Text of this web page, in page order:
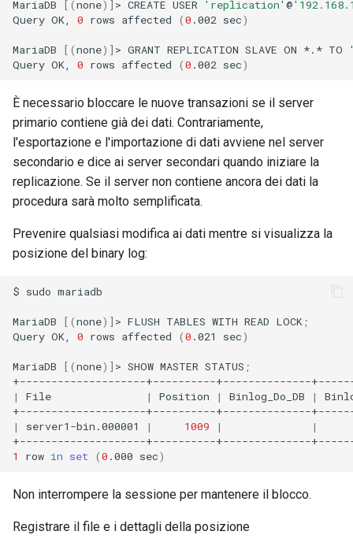
MariaDB [(none)] > CREATE USER 'replication' @
Query OK, 0 rows affected (0 .002 sec)
MariaDB [(none)] > GRANT REPLICATION SLAVE ON *.* TO
Query OK, 0 rows affected (0 .002 sec)
È necessario bloccare le nuove transazioni se il server
primario contiene già dei dati. Contrariamente,
l'esportazione e l'importazione di dati avviene nel server
secondario e dice ai server secondari quando iniziare la
replicazione. Se il server non contiene ancora dei dati la
procedura sarà molto semplificata.
Prevenire qualsiasi modifica ai dati mentre si visualizza la
posizione del binary log:
$ sudo mariadb
MariaDB [(none)] > FLUSH TABLES WITH READ LOCK ;
Query OK, 0 rows affected (0 .021 sec)
MariaDB [(none)] > SHOW MASTER STATUS ;
| File | Position | Binlog_Do_DB |
| server1-bin.000001 | 1009 | |
1 row in set (0 .000 sec)
Non interrompere la sessione per mantenere il blocco.
Registrare il file e i dettagli della posizione